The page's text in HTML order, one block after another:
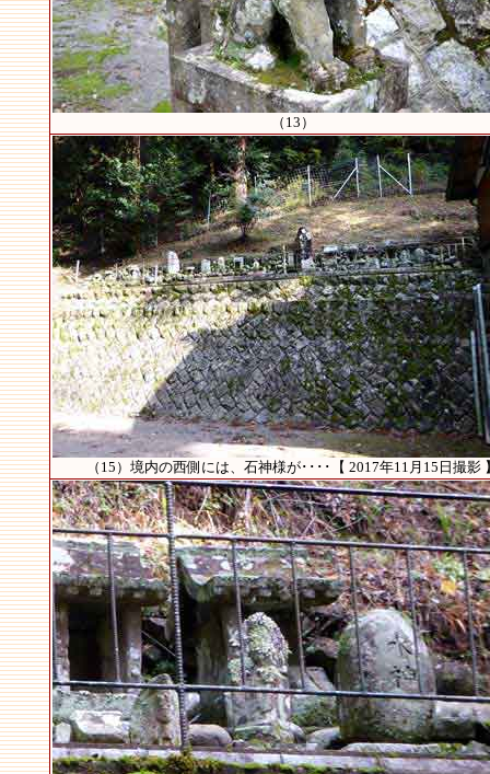
（13）
（15）境内の西側には、石神様が････【 2017年11月15日撮影